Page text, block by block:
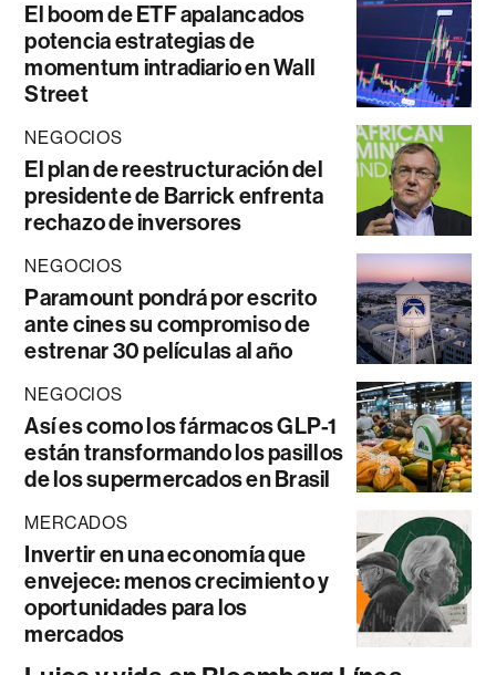
El boom de ETF apalancados
potencia estrategias de
momentum intradiario en Wall
Street
NEGOCIOS
El plan de reestructuración del
presidente de Barrick enfrenta
rechazo de inversores
NEGOCIOS
Paramount pondrá por escrito
ante cines su compromiso de
estrenar 30 películas al año
NEGOCIOS
Así es como los fármacos GLP-1
están transformando los pasillos
de los supermercados en Brasil
MERCADOS
Invertir en una economía que
envejece: menos crecimiento y
oportunidades para los
mercados